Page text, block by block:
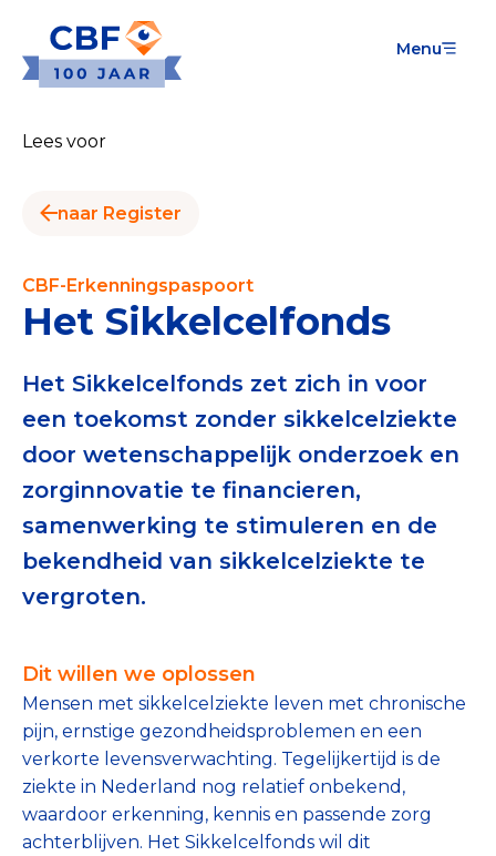
Menu
Goede Doelen
CBF-Erkenning aanvragen
Publiek
Veilig geven met het CBF-keurmerk
Check het CBF-keurmerk van een goed doel
Download de Geef Gerust Checklist
Tips bij doneren: zo geef je veilig
Data & Onderzoek
CBF-publicaties
State of the Sector
Het Nederlandse Donateurspanel
Contact & Signalen
Lees voor
naar Register
CBF-Erkenningspaspoort
Het Sikkelcelfonds
Het Sikkelcelfonds zet zich in voor
een toekomst zonder sikkelcelziekte
door wetenschappelijk onderzoek en
zorginnovatie te financieren,
samenwerking te stimuleren en de
bekendheid van sikkelcelziekte te
vergroten.
Dit willen we oplossen
Mensen met sikkelcelziekte leven met chronische
pijn, ernstige gezondheidsproblemen en een
verkorte levensverwachting. Tegelijkertijd is de
ziekte in Nederland nog relatief onbekend,
waardoor erkenning, kennis en passende zorg
achterblijven. Het Sikkelcelfonds wil dit